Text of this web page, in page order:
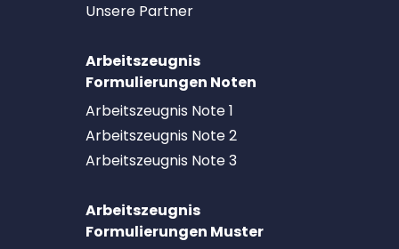
Unsere Partner
Arbeitszeugnis
Formulierungen Noten
Arbeitszeugnis Note 1
Arbeitszeugnis Note 2
Arbeitszeugnis Note 3
Arbeitszeugnis
Formulierungen Muster